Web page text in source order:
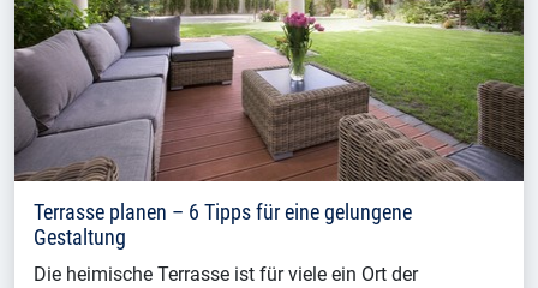
Terrasse planen – 6 Tipps für eine gelungene
Gestaltung
Die heimische Terrasse ist für viele ein Ort der